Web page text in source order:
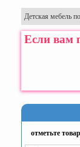
Детская мебель
Если вам
отметьте